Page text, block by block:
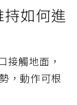
如何進
接觸地面，
，動作可根